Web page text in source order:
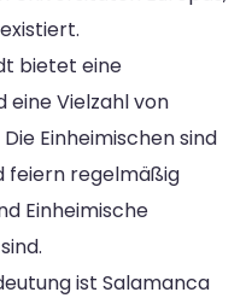
bietet eine
eine Vielzahl von
Einheimischen sind
feiern regelmäßig
Einheimische
ist Salamanca